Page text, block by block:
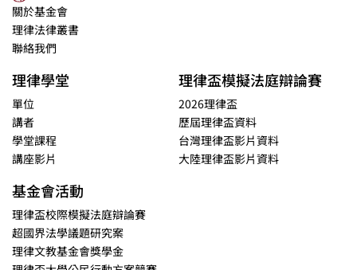
關於基金會
理律法律叢書
聯絡我們
理律學堂
單位
講者
學堂課程
講座影片
理律盃模擬法庭辯論賽
2026理律盃
歷屆理律盃資料
台灣理律盃影片資料
大陸理律盃影片資料
基金會活動
理律盃校際模擬法庭辯論賽
超國界法學議題研究案
理律文教基金會獎學金